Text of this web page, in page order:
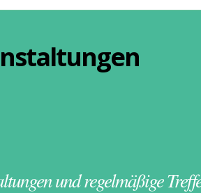
und regelmäßige